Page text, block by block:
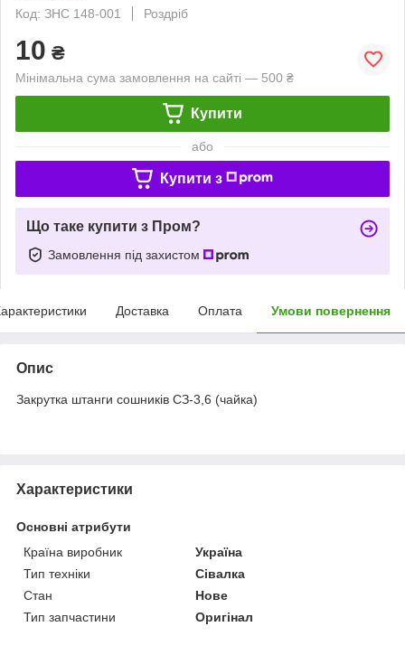
Код: ЗНС 148-001
Роздріб
10 ₴
Мінімальна сума замовлення на сайті — 500 ₴
Купити
або
Купити з
Що таке купити з Пром?
Замовлення під захистом
Доставка Оплата Умови повернення
Опис
Закрутка штанги сошників СЗ-3,6 (чайка)
Характеристики
Основні атрибути
Країна виробник
Україна
Тип техніки
Сівалка
Стан
Нове
Тип запчастини
Оригінал